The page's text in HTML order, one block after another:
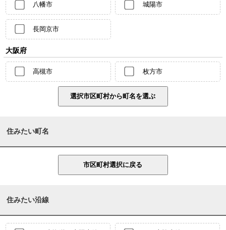
八幡市 城陽市
長岡京市
大阪府
高槻市 枚方市
住みたい町名
住みたい沿線